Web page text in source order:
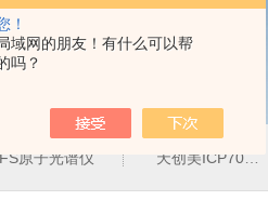
！
域网的朋友！有什么可以帮
吗？
原子光谱仪 天创美ICP700T电镀液中金属元素含量检测仪